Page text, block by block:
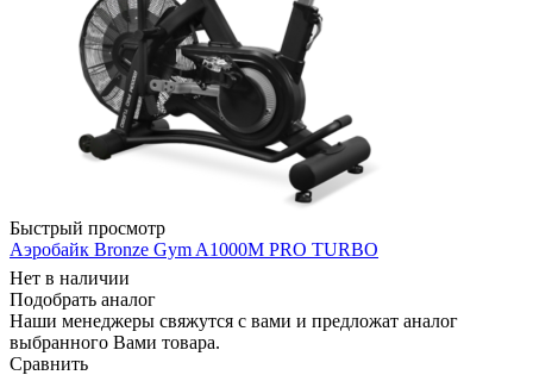
Быстрый просмотр
Аэробайк Bronze Gym A1000M PRO TURBO
Нет в наличии
Подобрать аналог
Наши менеджеры свяжутся с вами и предложат аналог
выбранного Вами товара.
Сравнить